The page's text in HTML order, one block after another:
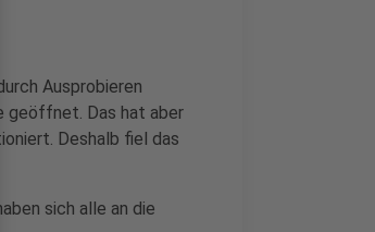
Ausprobieren
geöffnet. Das hat aber
Deshalb fiel das
sich alle an die